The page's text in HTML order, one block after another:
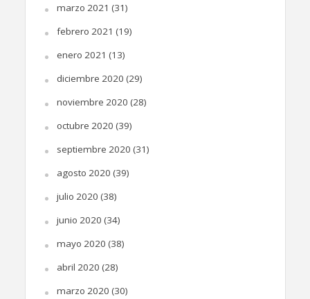
marzo 2021 (31)
febrero 2021 (19)
enero 2021 (13)
diciembre 2020 (29)
noviembre 2020 (28)
octubre 2020 (39)
septiembre 2020 (31)
agosto 2020 (39)
julio 2020 (38)
junio 2020 (34)
mayo 2020 (38)
abril 2020 (28)
marzo 2020 (30)